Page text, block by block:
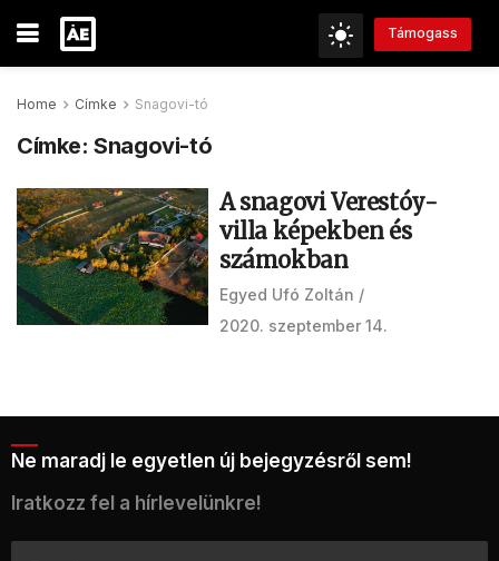
Támogass
Home Címke Snagovi-tó
Címke:Snagovi-tó
A snagovi Verestóy-
villa képekben és
számokban
Egyed Ufó Zoltán
2020. szeptember 14.
Ne maradj le egyetlen új bejegyzésről sem!
Iratkozz fel a hírlevelünkre!